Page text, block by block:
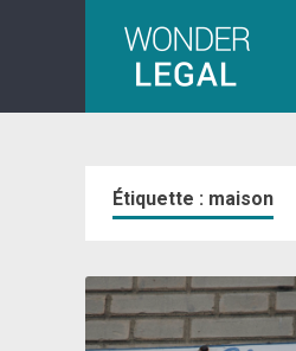
Étiquette : maison